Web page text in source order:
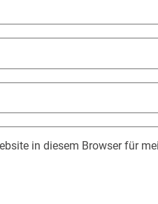
in diesem Browser für